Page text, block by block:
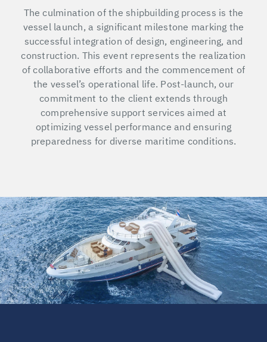
The culmination of the shipbuilding process is the
vessel launch, a significant milestone marking the
successful integration of design, engineering, and
construction. This event represents the realization
of collaborative efforts and the commencement of
the vessel’s operational life. Post-launch, our
commitment to the client extends through
comprehensive support services aimed at
optimizing vessel performance and ensuring
preparedness for diverse maritime conditions.